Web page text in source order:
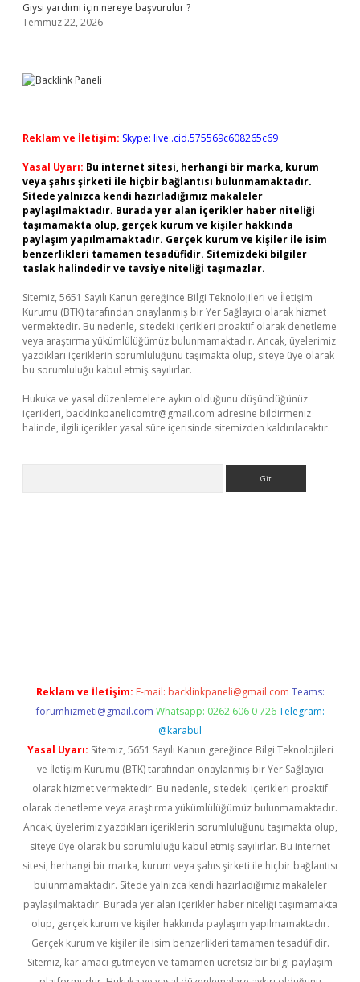
Giysi yardımı için nereye başvurulur ?
Temmuz 22, 2026
Reklam ve İletişim: Skype: live:.cid.575569c608265c69
Yasal Uyarı: Bu internet sitesi, herhangi bir marka, kurum
veya şahıs şirketi ile hiçbir bağlantısı bulunmamaktadır.
Sitede yalnızca kendi hazırladığımız makaleler
paylaşılmaktadır. Burada yer alan içerikler haber niteliği
taşımamakta olup, gerçek kurum ve kişiler hakkında
paylaşım yapılmamaktadır. Gerçek kurum ve kişiler ile isim
benzerlikleri tamamen tesadüfidir. Sitemizdeki bilgiler
taslak halindedir ve tavsiye niteliği taşımazlar.
Sitemiz, 5651 Sayılı Kanun gereğince Bilgi Teknolojileri ve İletişim
Kurumu (BTK) tarafından onaylanmış bir Yer Sağlayıcı olarak hizmet
vermektedir. Bu nedenle, sitedeki içerikleri proaktif olarak denetleme
veya araştırma yükümlülüğümüz bulunmamaktadır. Ancak, üyelerimiz
yazdıkları içeriklerin sorumluluğunu taşımakta olup, siteye üye olarak
bu sorumluluğu kabul etmiş sayılırlar.
Hukuka ve yasal düzenlemelere aykırı olduğunu düşündüğünüz
içerikleri, backlinkpanelicomtr@gmail.com adresine bildirmeniz
halinde, ilgili içerikler yasal süre içerisinde sitemizden kaldırılacaktır.
Reklam ve İletişim: E-mail: backlinkpaneli@gmail.com Teams:
forumhizmeti@gmail.com Whatsapp: 0262 606 0 726 Telegram:
@karabul
Yasal Uyarı: Sitemiz, 5651 Sayılı Kanun gereğince Bilgi Teknolojileri
ve İletişim Kurumu (BTK) tarafından onaylanmış bir Yer Sağlayıcı
olarak hizmet vermektedir. Bu nedenle, sitedeki içerikleri proaktif
olarak denetleme veya araştırma yükümlülüğümüz bulunmamaktadır.
Ancak, üyelerimiz yazdıkları içeriklerin sorumluluğunu taşımakta olup,
siteye üye olarak bu sorumluluğu kabul etmiş sayılırlar. Bu internet
sitesi, herhangi bir marka, kurum veya şahıs şirketi ile hiçbir bağlantısı
bulunmamaktadır. Sitede yalnızca kendi hazırladığımız makaleler
paylaşılmaktadır. Burada yer alan içerikler haber niteliği taşımamakta
olup, gerçek kurum ve kişiler hakkında paylaşım yapılmamaktadır.
Gerçek kurum ve kişiler ile isim benzerlikleri tamamen tesadüfidir.
Sitemiz, kar amacı gütmeyen ve tamamen ücretsiz bir bilgi paylaşım